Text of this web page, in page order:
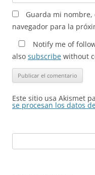
Guarda mi nombre,
navegador para la
Notify me of
also subscribe without
Este sitio usa Akismet
se procesan los datos